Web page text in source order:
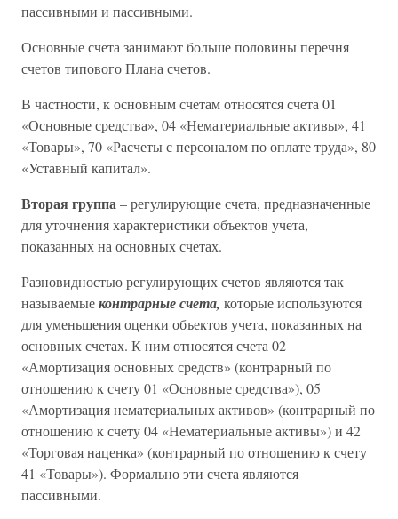
пассивными и пассивными.
Основные счета занимают больше половины перечня
счетов типового Плана счетов.
В частности, к основным счетам относятся счета 01
«Основные средства», 04 «Нематериальные активы», 41
«Товары», 70 «Расчеты с персоналом по оплате труда», 80
«Уставный капитал».
Вторая группа– регулирующие счета, предназначенные
для уточнения характеристики объектов учета,
показанных на основных счетах.
Разновидностью регулирующих счетов являются так
называемыеконтрарные счета, которые используются
для уменьшения оценки объектов учета, показанных на
основных счетах. К ним относятся счета 02
«Амортизация основных средств» (контрарный по
отношению к счету 01 «Основные средства»), 05
«Амортизация нематериальных активов» (контрарный по
отношению к счету 04 «Нематериальные активы») и 42
«Торговая наценка» (контрарный по отношению к счету
41 «Товары»). Формально эти счета являются
пассивными.